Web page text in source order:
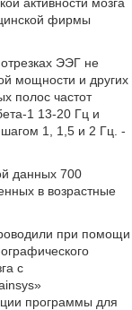
фирмы
ЭЭГ не
мощности и других
полос частот
1 13-20 Гц и
шагом 1, 1,5 и 2 Гц. -
данных 700
в возрастные
при помощи
с
программы для